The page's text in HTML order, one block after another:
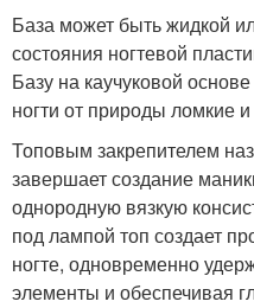
База может быть жидкой
состояния ногтевой
Базу на каучуковой
ногти от природы ломкие и
Топовым закрепителем
завершает создание
однородную вязкую
под лампой топ создает
ногте, одновременно
элементы и обеспечивая